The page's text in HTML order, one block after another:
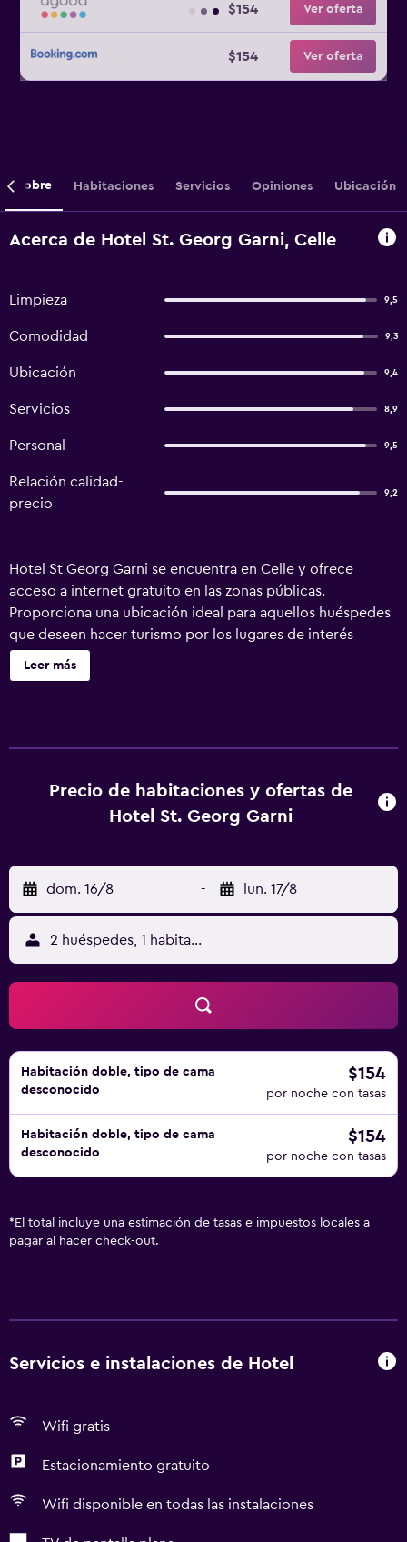
$154 Ver oferta
$154 Ver oferta
Sobre Habitaciones Servicios Opiniones Ubicación
Acerca de Hotel St. Georg Garni, Celle
Limpieza 9,5
Comodidad 9,3
Ubicación 9,4
Servicios 8,9
Personal 9,5
Relación calidad-
precio
9,2
Hotel St Georg Garni se encuentra en Celle y ofrece
acceso a internet gratuito en las zonas públicas.
Proporciona una ubicación ideal para aquellos huéspedes
que deseen hacer turismo por los lugares de interés
turístico más populares de la zona. Los huéspedes pueden
disfrutar de numerosas comodidades e instalaciones,
modernas habitaciones que incluyen un secador de pelo y
minibar. Además, hay diferentes habitaciones diseñadas
nocturna de Celle. Además, se puede acceder caminando
hasta el Jardín Francés de Celle.
Leer más
Precio de habitaciones y ofertas de
Hotel St. Georg Garni
dom. 16/8 - lun. 17/8
2 huéspedes, 1 habitación
Habitación doble, tipo de cama
desconocido
$154
por noche con tasas
Habitación doble, tipo de cama
desconocido
$154
por noche con tasas
* El total incluye una estimación de tasas e impuestos locales a
pagar al hacer check-out.
Servicios e instalaciones de Hotel
Wifi gratis
Estacionamiento gratuito
Wifi disponible en todas las instalaciones